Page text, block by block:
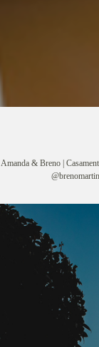
Amanda & Breno |